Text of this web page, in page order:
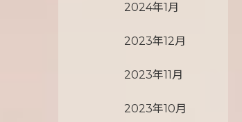
2024年1月
2023年12月
2023年11月
2023年10月